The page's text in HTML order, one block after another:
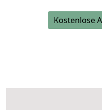
Kostenlose